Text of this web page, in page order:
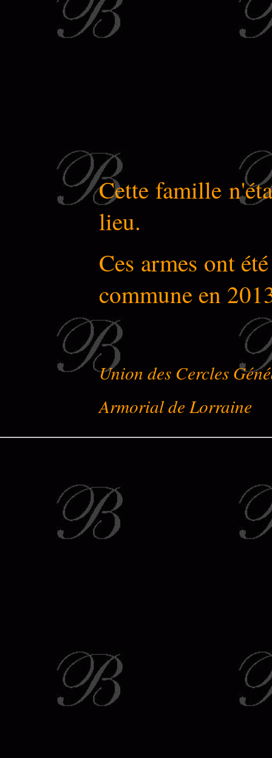
Cette famille
lieu.
Ces armes ont
commune en
Union des Cercles
Armorial de Lorraine